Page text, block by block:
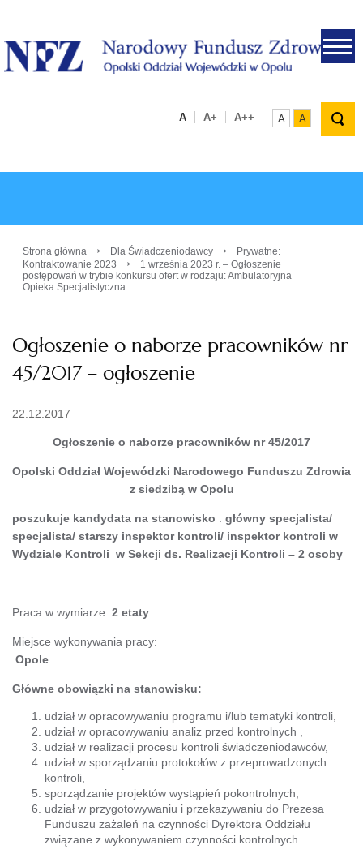
.
A A+ A++ A A
Strona główna › Dla Świadczeniodawcy ›
Prywatne:
Kontraktowanie 2023
›
1 września 2023 r. – Ogłoszenie
postępowań w trybie konkursu ofert w rodzaju: Ambulatoryjna
Opieka Specjalistyczna
Ogłoszenie o naborze pracowników nr
45/2017 – ogłoszenie
22.12.2017
Ogłoszenie o naborze pracowników nr 45/2017
Opolski Oddział Wojewódzki Narodowego Funduszu Zdrowia
z siedzibą w Opolu
poszukuje kandydata na stanowisko : główny specjalista/
specjalista/ starszy inspektor kontroli/ inspektor kontroli w
Wydziale Kontroli w Sekcji ds. Realizacji Kontroli – 2 osoby
Praca w wymiarze: 2 etaty
Miejsce wykonywania pracy:
Opole
Główne obowiązki na stanowisku:
udział w opracowywaniu programu i/lub tematyki kontroli,
udział w opracowywaniu analiz przed kontrolnych ,
udział w realizacji procesu kontroli świadczeniodawców,
udział w sporządzaniu protokołów z przeprowadzonych
kontroli,
sporządzanie projektów wystąpień pokontrolnych,
udział w przygotowywaniu i przekazywaniu do Prezesa
Funduszu zażaleń na czynności Dyrektora Oddziału
związane z wykonywaniem czynności kontrolnych.